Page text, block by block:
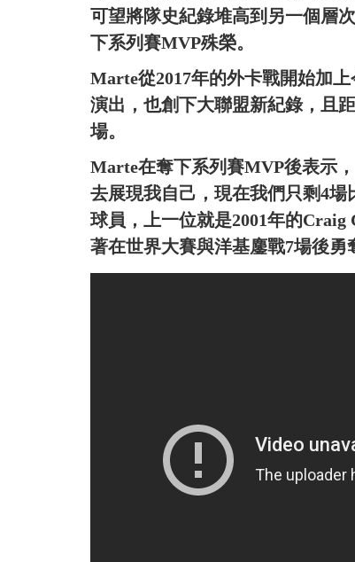
可望將隊史紀錄堆高到另一個層
下系列賽MVP殊榮。
Marte從2017年的外卡戰開始加
演出，也創下大聯盟新紀錄，且
場。
Marte在奪下系列賽MVP後表示
去展現我自己，現在我們只剩4
球員，上一位就是2001年的
著在世界大賽與洋基鏖戰7場後勇